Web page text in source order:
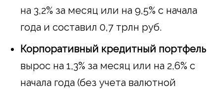
на 3,2% за месяц или на 9,5% с начала
года и составил 0,7 трлн руб.
Корпоративный кредитный портфель
вырос на 1,3% за месяц или на 2,6% с
начала года (без учета валютной